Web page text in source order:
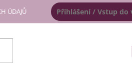
ÚDAJŮ Přihlášení / Vstup do